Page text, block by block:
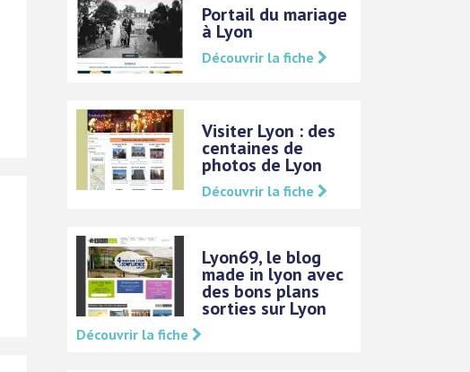
Portail du mariage
à Lyon
Découvrir la fiche
Visiter Lyon : des
centaines de
photos de Lyon
Découvrir la fiche
Lyon69, le blog
made in lyon avec
des bons plans
sorties sur Lyon
Découvrir la fiche